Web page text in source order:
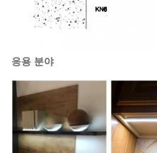
응용 분야